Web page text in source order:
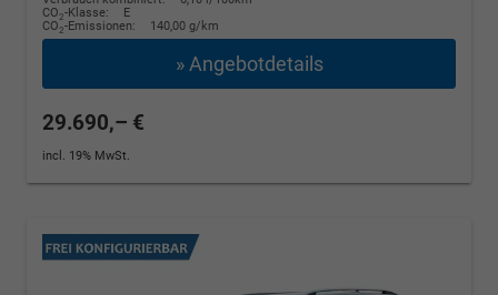
CO2-Klasse:
E
CO2-Emissionen: 140,00 g/km
» Angebotdetails
29.690,– €
incl. 19% MwSt.